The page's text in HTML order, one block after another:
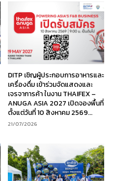
DITP เชิญผู้ประกอบการอาหารและ
เครื่องดื่ม เข้าร่วมจัดแสดงและ
เจรจาการค้า ในงาน THAIFEX –
ANUGA ASIA 2027 เปิดจองพื้นที่
ตั้งแต่วันที่ 10 สิงหาคม 2569...
21/07/2026